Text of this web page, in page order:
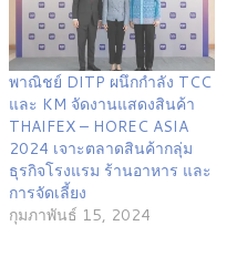
พาณิชย์ DITP ผนึกกำลัง TCC
และ KM จัดงานแสดงสินค้า
THAIFEX – HOREC ASIA
2024 เจาะตลาดสินค้ากลุ่ม
ธุรกิจโรงแรม ร้านอาหาร และ
การจัดเลี้ยง
กุมภาพันธ์ 15, 2024